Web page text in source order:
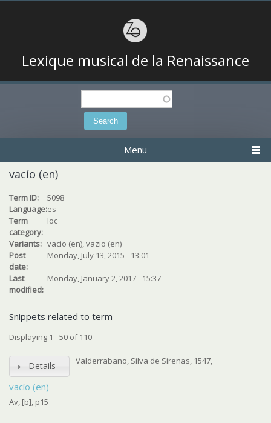
Lexique musical de la Renaissance
Search
Menu
vacío (en)
Term ID:
5098
Language:es
Term
category:
loc
Variants: vacio (en), vazio (en)
Post
date:
Monday, July 13, 2015 - 13:01
Last
modified:
Monday, January 2, 2017 - 15:37
Snippets related to term
Displaying 1 - 50 of 110
Details
vacío (en)
Valderrabano, Silva de Sirenas, 1547,
Av, [b], p15